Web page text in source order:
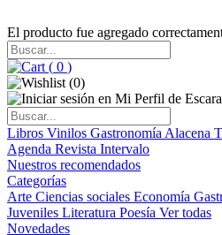
El producto fue agregado
( 0 )
(0)
Libros Vinilos Gastronomía Alacena
Agenda Revista Intervalo
Nuestros recomendados
Categorías
Arte Ciencias sociales Economía
Juveniles Literatura Poesía Ver todas
Novedades